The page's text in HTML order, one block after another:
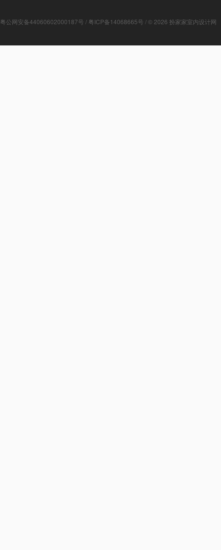
粤公网安备44060602000187号 / 粤ICP备14068665号 / © 2026 扮家家室内设计网